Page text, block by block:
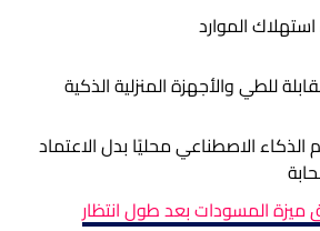
الموارد
للطي والأجهزة المنزلية الذكية
الاصطناعي محليًا بدل الاعتماد
المسودات بعد طول انتظار